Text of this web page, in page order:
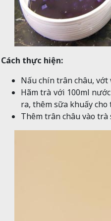
Cách thực hiện:
Nấu chín trân châu,
Hãm trà với 100ml
ra, thêm sữa khuấy cho
Thêm trân châu vào trà